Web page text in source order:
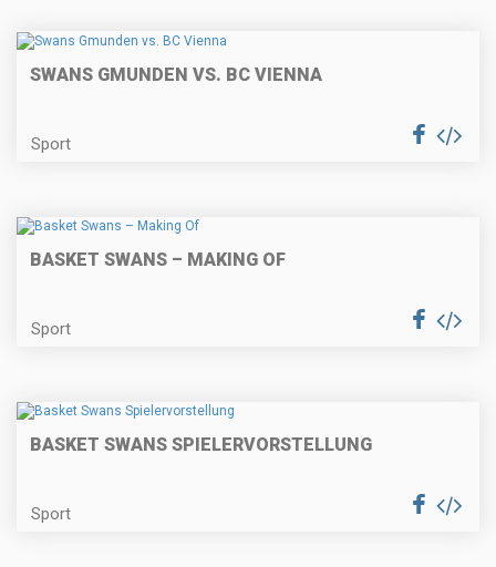
SWANS GMUNDEN VS. BC VIENNA
Sport
BASKET SWANS – MAKING OF
Sport
BASKET SWANS SPIELERVORSTELLUNG
Sport